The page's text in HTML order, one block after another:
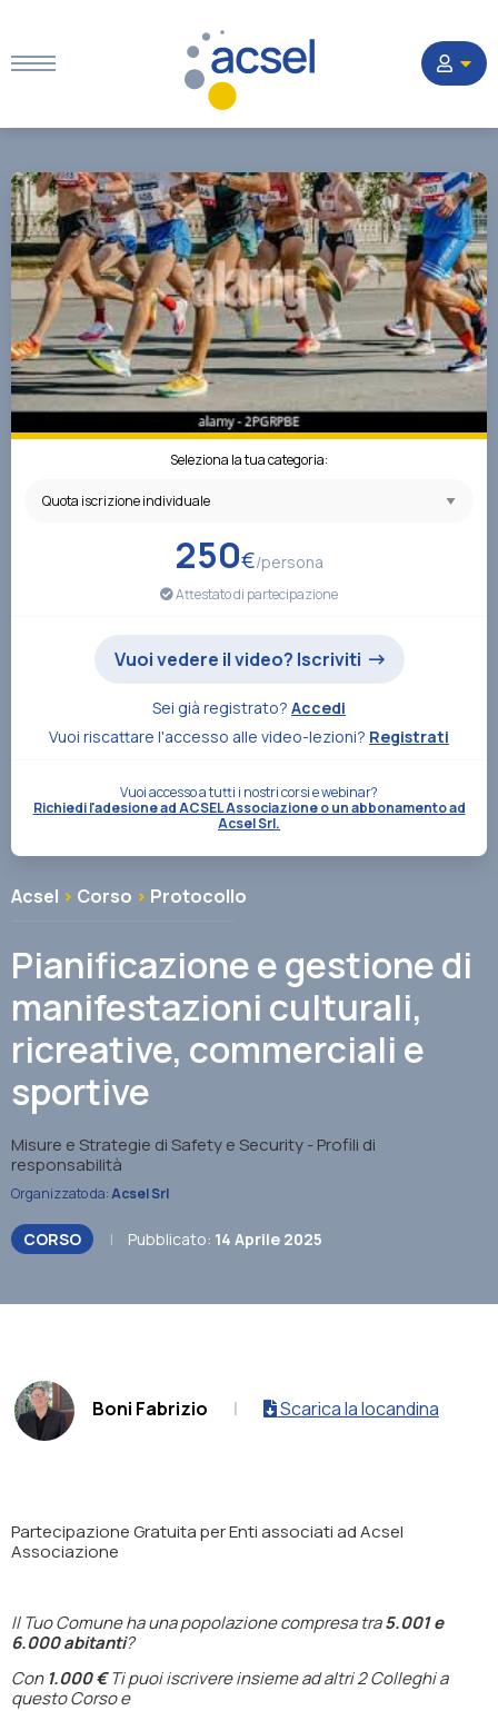
Settori
Corsi
Quesiti
La Società
Contatti
Seleziona la tua categoria:
250€/persona
Attestato di partecipazione
Vuoi vedere il video? Iscriviti
Sei già registrato? Accedi
Vuoi riscattare l'accesso alle video-lezioni? Registrati
Vuoi accesso a tutti i nostri corsi e webinar?
Richiedi l'adesione ad ACSEL Associazione o un abbonamento ad
Acsel Srl.
Acsel > Corso > Protocollo
Pianificazione e gestione di
manifestazioni culturali,
ricreative, commerciali e
sportive
Misure e Strategie di Safety e Security - Profili di
responsabilità
Organizzato da:Acsel Srl
CORSO | Pubblicato: 14 Aprile 2025
Boni Fabrizio
| Scarica la locandina
PartecipazioneGratuitaper Enti associati ad Acsel
Associazione
Il Tuo Comune ha una popolazione compresa tra5.001 e
6.000 abitanti?
Con 1.000 €Ti puoi iscrivere insieme ad altri 2 Colleghi a
questo Corso e